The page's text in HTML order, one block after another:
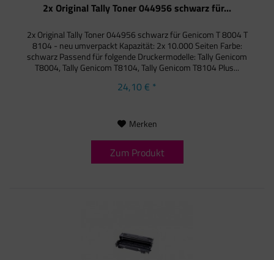
2x Original Tally Toner 044956 schwarz für...
2x Original Tally Toner 044956 schwarz für Genicom T 8004 T
8104 - neu umverpackt Kapazität: 2x 10.000 Seiten Farbe:
schwarz Passend für folgende Druckermodelle: Tally Genicom
T8004, Tally Genicom T8104, Tally Genicom T8104 Plus...
24,10 € *
Merken
Zum Produkt